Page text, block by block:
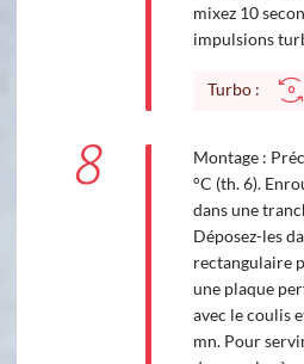
mixez 10
impulsions
Turbo :
8
Montage :
°C (th. 6).
dans une
Déposez-les
rectangulaire
une plaque
avec le coulis
mn. Pour